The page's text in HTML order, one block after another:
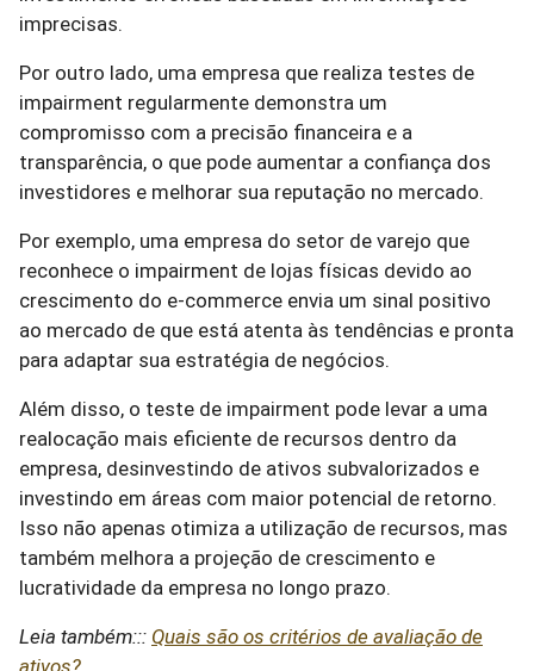
imprecisas.
Por outro lado, uma empresa que realiza testes de
impairment regularmente demonstra um
compromisso com a precisão financeira e a
transparência, o que pode aumentar a confiança dos
investidores e melhorar sua reputação no mercado.
Por exemplo, uma empresa do setor de varejo que
reconhece o impairment de lojas físicas devido ao
crescimento do e-commerce envia um sinal positivo
ao mercado de que está atenta às tendências e pronta
para adaptar sua estratégia de negócios.
Além disso, o teste de impairment pode levar a uma
realocação mais eficiente de recursos dentro da
empresa, desinvestindo de ativos subvalorizados e
investindo em áreas com maior potencial de retorno.
Isso não apenas otimiza a utilização de recursos, mas
também melhora a projeção de crescimento e
lucratividade da empresa no longo prazo.
Leia também::: Quais são os critérios de avaliação de
ativos?